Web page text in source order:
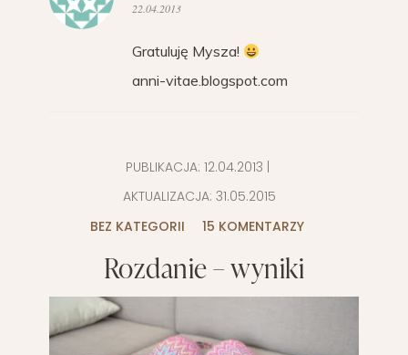
22.04.2013
Gratuluję Mysza!
anni-vitae.blogspot.com
PUBLIKACJA: 12.04.2013
AKTUALIZACJA: 31.05.2015
BEZ KATEGORII
15 KOMENTARZY
Rozdanie – wyniki